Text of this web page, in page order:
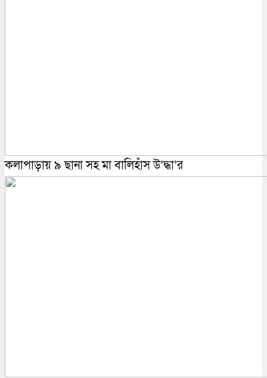
কলাপাড়ায় ৯ ছানা সহ মা বালিহাঁস উ’দ্ধা’র